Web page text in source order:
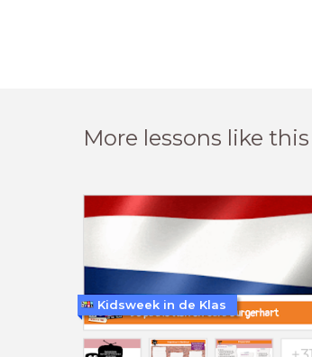
More lessons like this
Kidsweek in de Klas